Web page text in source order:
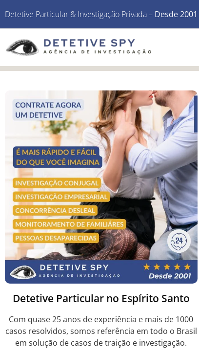
Detetive Particular & Investigação Privada – Desde 2001
Detetive Particular no Espírito Santo
Com quase 25 anos de experiência e mais de 1000
casos resolvidos, somos referência em todo o Brasil
em solução de casos de traição e investigação.